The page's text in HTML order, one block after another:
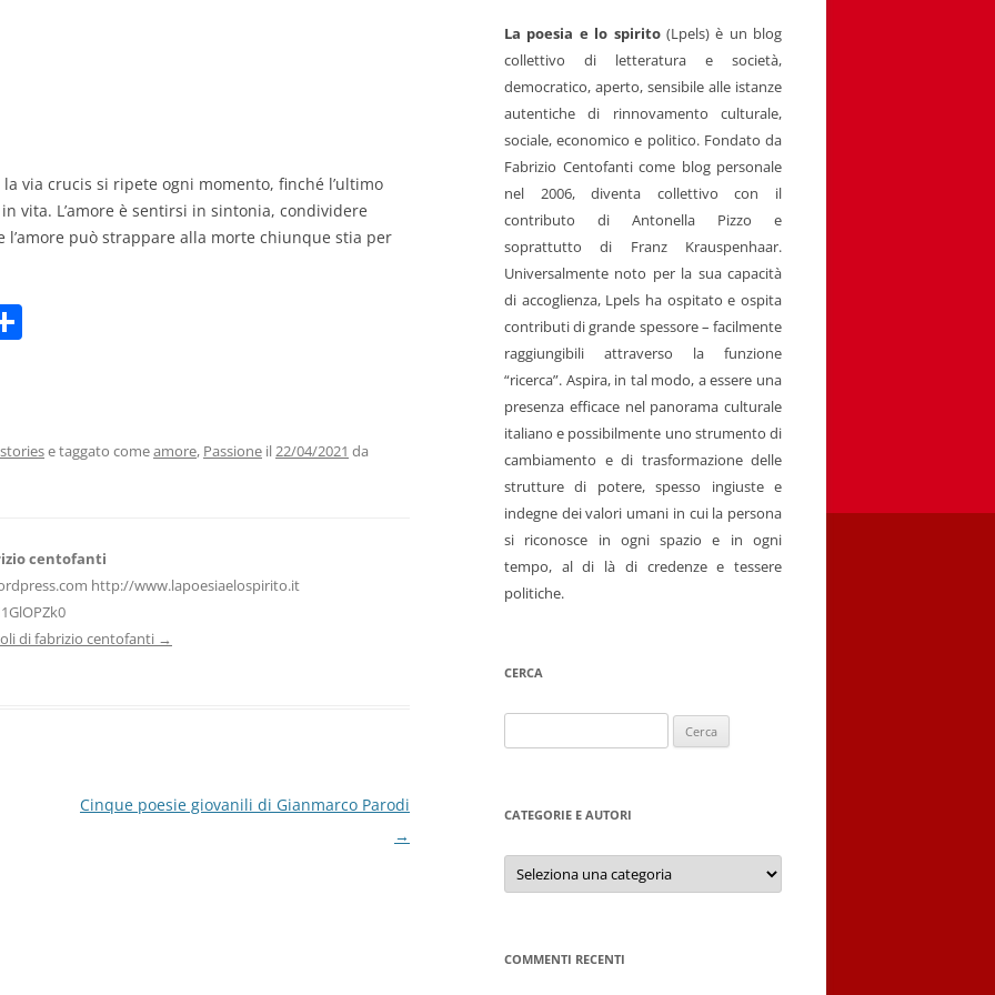
MARINO MAGLIANI
MATTEO TELARA
STEFANIE GOLISCH
via crucis si ripete ogni momento, finché l’ultimo
vita. L’amore è sentirsi in sintonia, condividere
l’amore può strappare alla morte chiunque stia per
vie taggato comeamore, Passione il22/04/2021 da
centofanti
http://www.lapoesiaelospirito.it
di fabrizio centofanti →
Cinque poesie giovanili di Gianmarco Parodi
→
La poesia e lo spirito(Lpels) è un blog
collettivo di letteratura e società,
democratico, aperto, sensibile alle istanze
autentiche di rinnovamento culturale,
sociale, economico e politico. Fondato da
Fabrizio Centofanti come blog personale
nel 2006, diventa collettivo con il
contributo di Antonella Pizzo e
soprattutto di Franz Krauspenhaar.
Universalmente noto per la sua capacità
di accoglienza, Lpels ha ospitato e ospita
contributi di grande spessore – facilmente
raggiungibili attraverso la funzione
“ricerca”. Aspira, in tal modo, a essere una
presenza efficace nel panorama culturale
italiano e possibilmente uno strumento di
cambiamento e di trasformazione delle
strutture di potere, spesso ingiuste e
indegne dei valori umani in cui la persona
si riconosce in ogni spazio e in ogni
tempo, al di là di credenze e tessere
politiche.
CERCA
per:
CATEGORIE E AUTORI
Categorie
autori
COMMENTI RECENTI